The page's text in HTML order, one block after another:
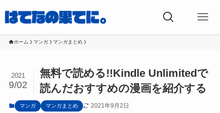
ホーム マンガ マンガまとめ
無料で読める!!Kindle Unlimitedで
読んだおすすめの漫画を紹介する
2021
9/02
マンガ マンガまとめ 2021年9月2日